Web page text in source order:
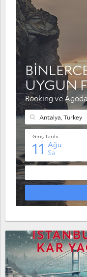
Kemer
Korkuteli
Muratpaşa
Yaylaalan